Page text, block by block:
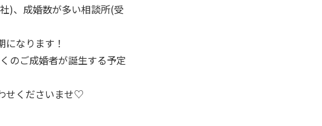
)、成婚数が多い相談所(受
なります！
のご成婚者が誕生する予定
せくださいませ♡